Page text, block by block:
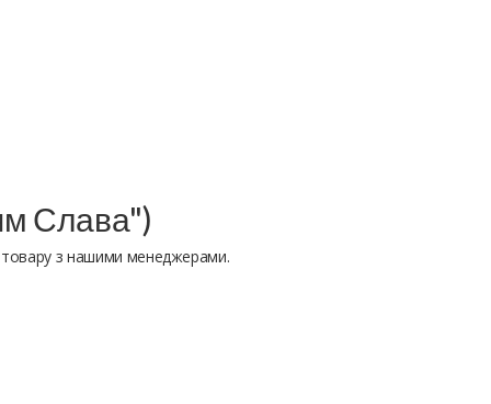
Слава")
з нашими менеджерами.